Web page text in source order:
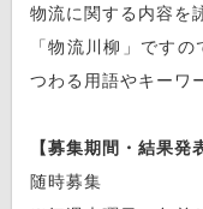
物流に関する内容を
「物流川柳」です
つわる用語やキーワ
【募集期間・結果発
随時募集